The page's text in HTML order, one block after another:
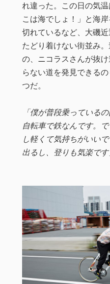
れ違った。この日の気
こは海でしょ！」と海
切れているなど、大磯
たどり着けない街並み
の、ニコラスさんが抜
らない道を発見できる
つだ。
「僕が普段乗っている
自転車で鉄なんです。
し軽くて気持ちがいい
出るし、登りも気楽です